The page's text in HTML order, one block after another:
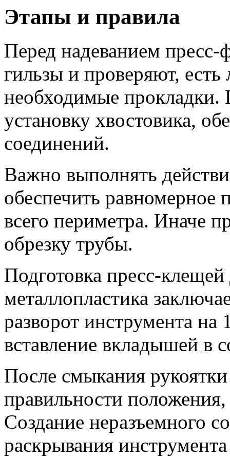
Этапы и правила
Перед надеванием пресс-
гильзы и проверяют,
необходимые прокладки.
установку хвостовика,
соединений.
Важно выполнять
обеспечить равномерное
всего периметра. Иначе
обрезку трубы.
Подготовка пресс-
металлопластика
разворот инструмента на
вставление вкладышей в
После смыкания
правильности
Создание неразъемного
раскрывания